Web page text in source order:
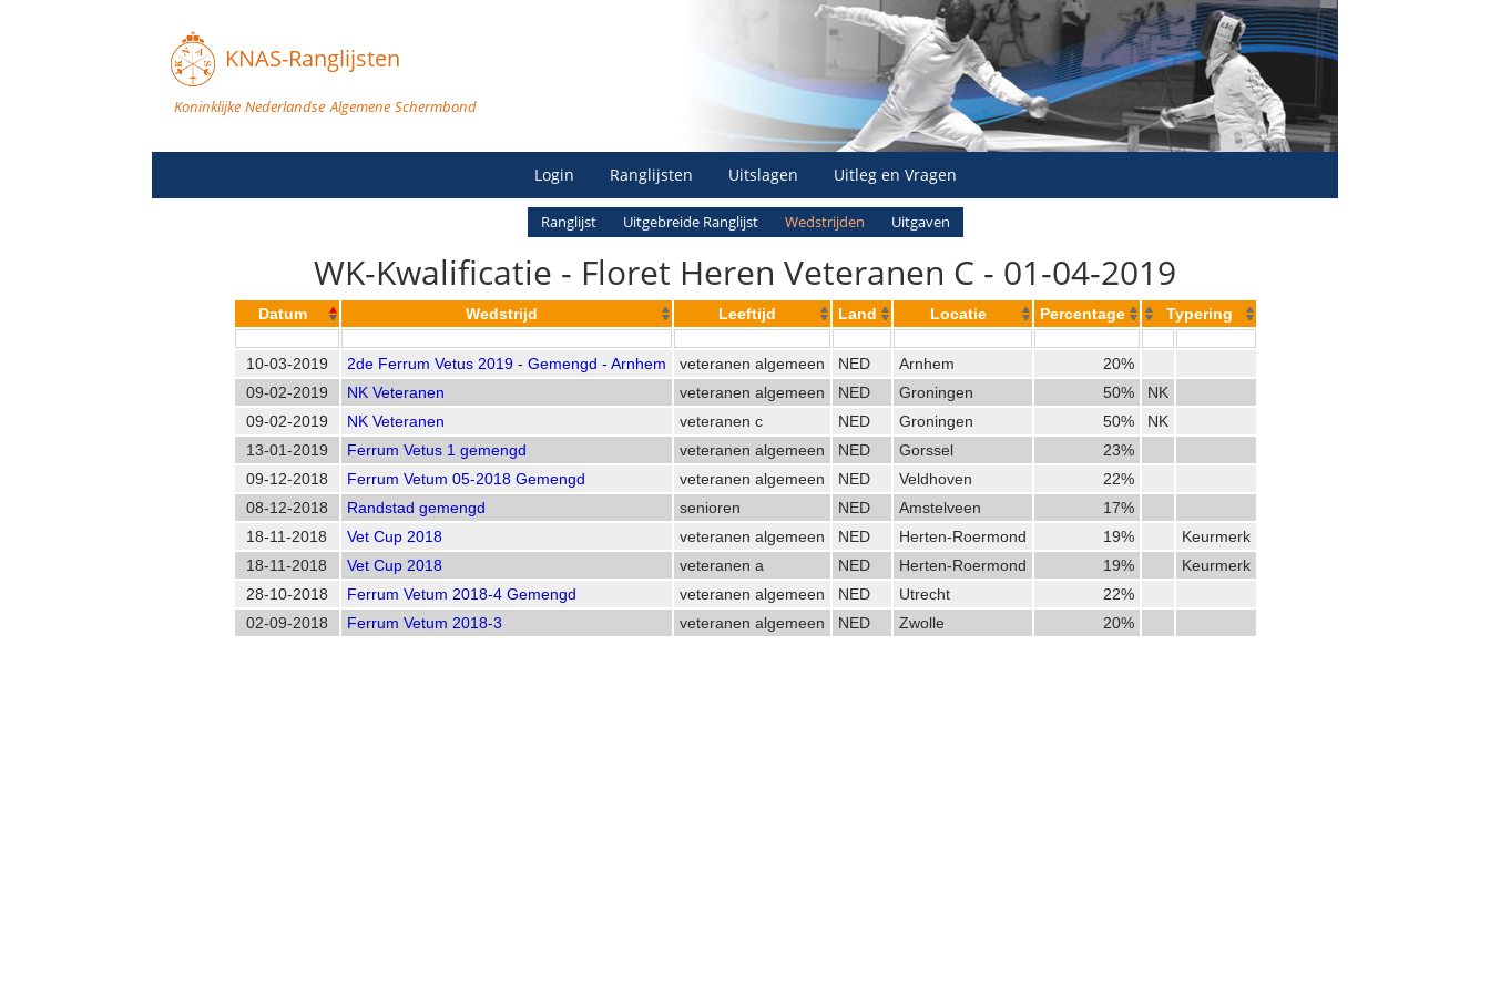
KNAS-Ranglijsten
Koninklijke Nederlandse Algemene Schermbond
Login Ranglijsten Uitslagen Uitleg en Vragen
Ranglijst Uitgebreide Ranglijst Wedstrijden Uitgaven
WK-Kwalificatie - Floret Heren Veteranen C - 01-04-2019
Datum Wedstrijd Leeftijd Land Locatie Percentage Typering
10-03-2019 2de Ferrum Vetus 2019 - Gemengd - Arnhem veteranen algemeen NED Arnhem
20%
09-02-2019
NK Veteranen veteranen algemeen NED Groningen 50%
NK
09-02-2019
NK Veteranen veteranen c NED Groningen 50%
NK
13-01-2019
Ferrum Vetus 1 gemengd veteranen algemeen NED Gorssel
23%
09-12-2018
Ferrum Vetum 05-2018 Gemengd veteranen algemeen NED Veldhoven
22%
08-12-2018
Randstad gemengd senioren NED Amstelveen
17%
18-11-2018
Vet Cup 2018 veteranen algemeen NED Herten-Roermond 19%
Keurmerk
18-11-2018
Vet Cup 2018 veteranen a NED Herten-Roermond 19%
Keurmerk
28-10-2018
Ferrum Vetum 2018-4 Gemengd veteranen algemeen NED Utrecht
22%
02-09-2018
Ferrum Vetum 2018-3 veteranen algemeen NED Zwolle 20%